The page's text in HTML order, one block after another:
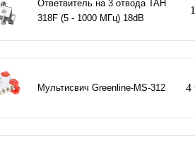
Ответвитель на 3 отвода TAH
318F (5 - 1000 МГц) 18dB
Мультисвич Greenline-MS-312 4